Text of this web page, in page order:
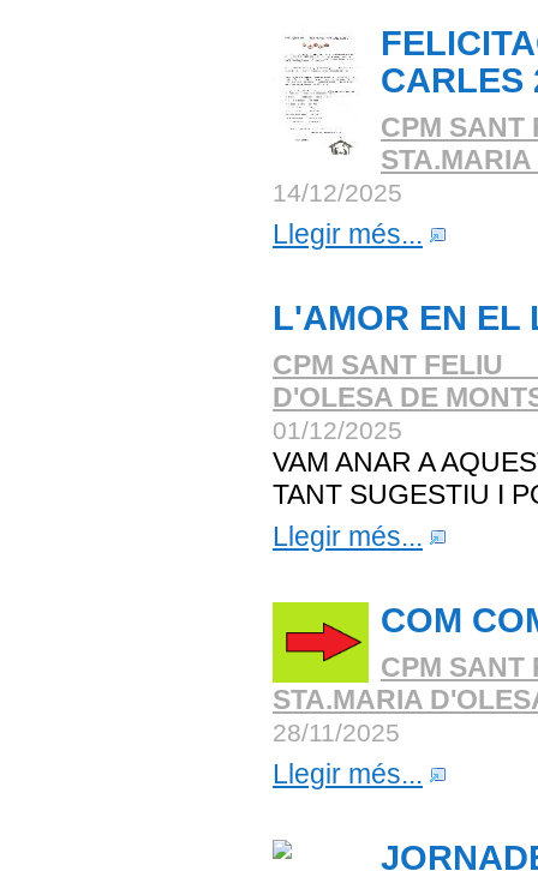
CARLES
CPM SANT
14/12/2025
Llegir més...
L'AMOR EN EL
CPM SANT FELIU
D'OLESA DE
01/12/2025
VAM ANAR A
TANT SUGESTIU I
Llegir més...
COM
CPM SANT
STA.MARIA
28/11/2025
Llegir més...